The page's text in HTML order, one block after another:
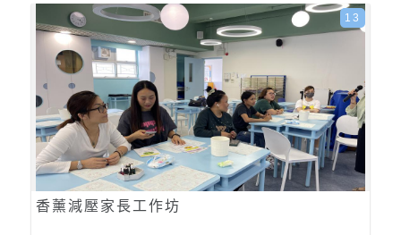
香薰減壓家長工作坊
13